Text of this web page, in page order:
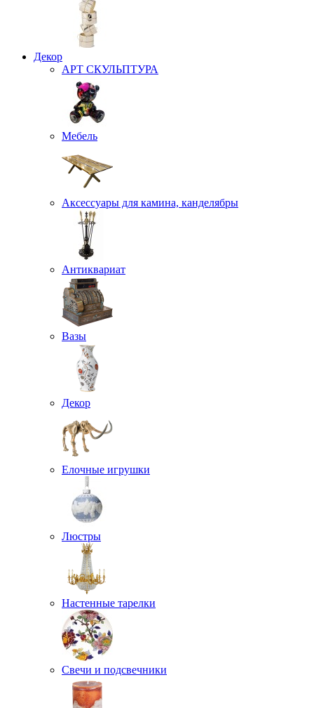
Декор
АРТ СКУЛЬПТУРА
Мебель
Аксессуары для камина, канделябры
Антиквариат
Вазы
Декор
Елочные игрушки
Люстры
Настенные тарелки
Свечи и подсвечники